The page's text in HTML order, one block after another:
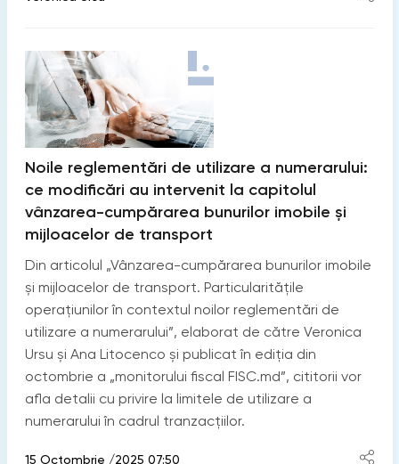
Noile reglementări de utilizare a numerarului:
ce modificări au intervenit la capitolul
vânzarea-cumpărarea bunurilor imobile și
mijloacelor de transport
Din articolul „Vânzarea-cumpărarea bunurilor imobile
și mijloacelor de transport. Particularitățile
operațiunilor în contextul noilor reglementări de
utilizare a numerarului”, elaborat de către Veronica
Ursu și Ana Litocenco și publicat în ediția din
octombrie a „monitorului fiscal FISC.md”, cititorii vor
afla detalii cu privire la limitele de utilizare a
numerarului în cadrul tranzacțiilor.
15 Octombrie /2025 07:50